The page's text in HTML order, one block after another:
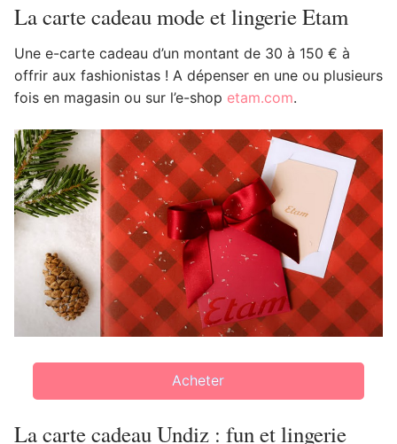
La carte cadeau mode et lingerie Etam
Une e-carte cadeau d’un montant de 30 à 150 € à
offrir aux fashionistas ! A dépenser en une ou plusieurs
fois en magasin ou sur l’e-shop etam.com.
Acheter
La carte cadeau Undiz : fun et lingerie